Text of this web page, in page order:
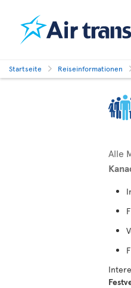
Startseite Reiseinformationen
Alle